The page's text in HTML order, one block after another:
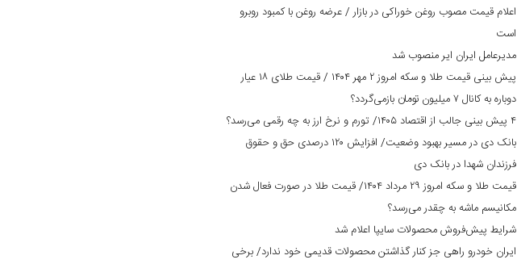
اعلام قیمت مصوب روغن خوراکی در بازار / عرضه روغن با کمبود روبرو
است
مدیرعامل ایران ایر منصوب شد
پیش بینی قیمت طلا و سکه امروز ۲ مهر ۱۴۰۴ / قیمت طلای ۱۸ عیار
دوباره به کانال ۷ میلیون تومان بازمی‌گردد؟
۴ پیش بینی جالب از اقتصاد ۱۴۰۵/ تورم و نرخ ارز به چه رقمی می‌رسد؟
بانک دی در مسیر بهبود وضعیت/ افزایش ۱۲۰ درصدی حق و حقوق
فرزندان شهدا در بانک دی
قیمت طلا و سکه امروز ۲۹ مرداد ۱۴۰۴/ قیمت طلا در صورت فعال شدن
مکانیسم ماشه به چقدر می‌رسد؟
شرایط پیش‌فروش محصولات سایپا اعلام شد
ایران خودرو راهی جز کنار گذاشتن محصولات قدیمی خود ندارد/ برخی